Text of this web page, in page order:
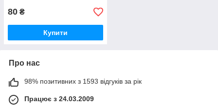
80 ₴
Купити
Про нас
98% позитивних з 1593 відгуків за рік
Працює з 24.03.2009